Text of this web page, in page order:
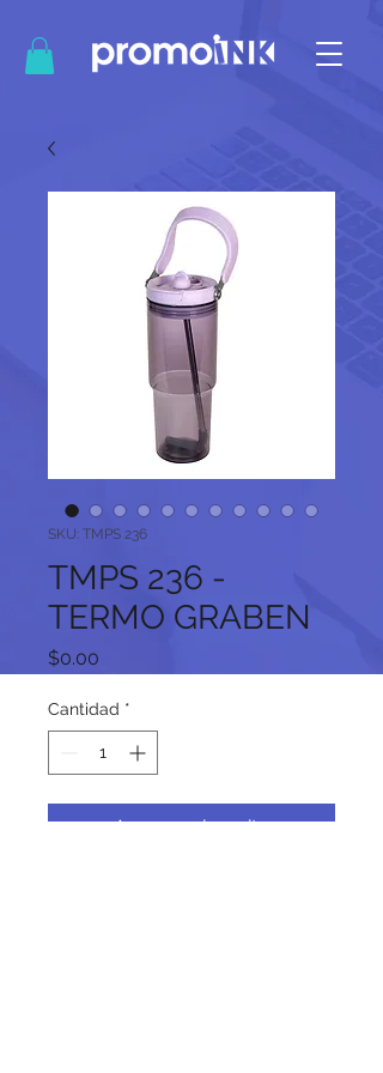
SKU: TMPS 236
TMPS 236 -
TERMO GRABEN
$0.00
Cantidad *
Agregar al carrito